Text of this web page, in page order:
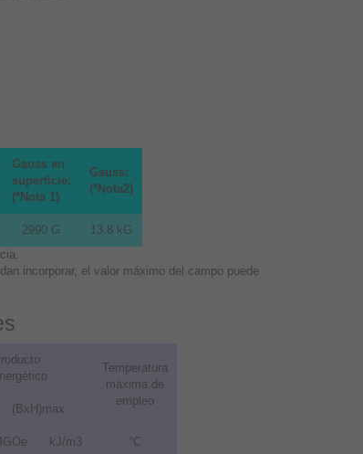
Gauss en
superficie:
(*Nota 1)
Gauss:
(*Nota2)
2990 G
13.8 kG
incorporar, el valor máximo del campo puede
Temperatura
máxima de
empleo
(BxH)max
kJ/m3 °C